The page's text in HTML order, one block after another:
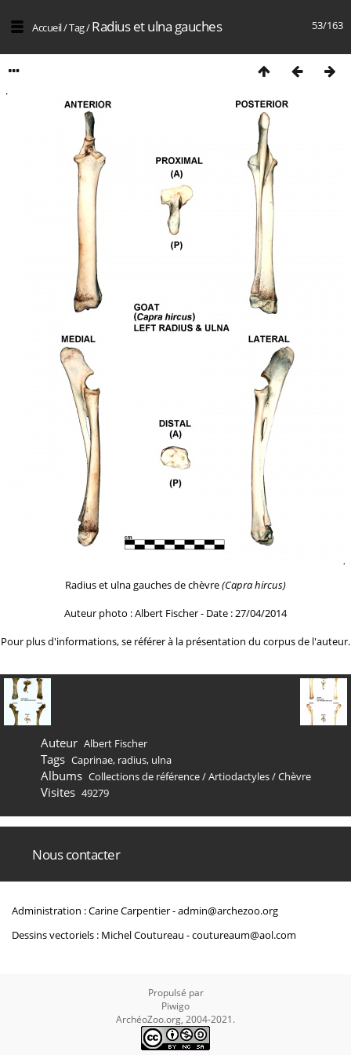
53/163
Accueil/Tag/Radius et ulna gauches
Radius et ulna gauches de chèvre(Capra hircus)
Auteur photo : Albert Fischer - Date : 27/04/2014
Pour plus d'informations, se référer à la présentation du corpus de l'auteur.
Auteur Albert Fischer
Tags Caprinae, radius, ulna
Albums Collections de référence/Artiodactyles/Chèvre
Visites 49279
Nous contacter
Administration : Carine Carpentier -admin@archezoo.org
Dessins vectoriels : Michel Coutureau -coutureaum@aol.com
Propulsé par
Piwigo
ArchéoZoo.org, 2004-2021.